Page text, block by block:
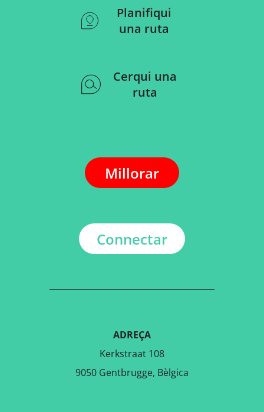
Planifiqui
una ruta
Cerqui una
ruta
Millorar
Connectar
ADREÇA
Kerkstraat 108
9050 Gentbrugge, Bèlgica